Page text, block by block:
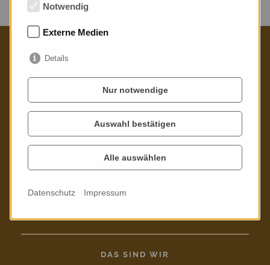
Kontaktieren Sie uns gern
Poppitzer Platz 3
01589 Riesa
@stadtbibliothek-riesa.de
DAS SIND WIR
Notwendig
Externe Medien
Details
Nur notwendige
Auswahl bestätigen
Alle auswählen
Datenschutz Impressum